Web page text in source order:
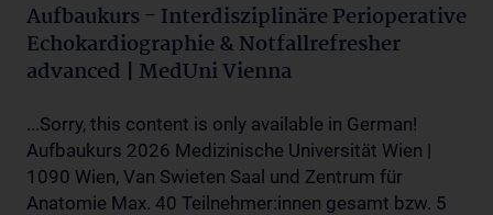
Aufbaukurs - Interdisziplinäre Perioperative
Echokardiographie & Notfallrefresher
advanced | MedUni Vienna
...Sorry, this content is only available in German!
Aufbaukurs 2026 Medizinische Universität Wien |
1090 Wien, Van Swieten Saal und Zentrum für
Anatomie Max. 40 Teilnehmer:innen gesamt bzw. 5